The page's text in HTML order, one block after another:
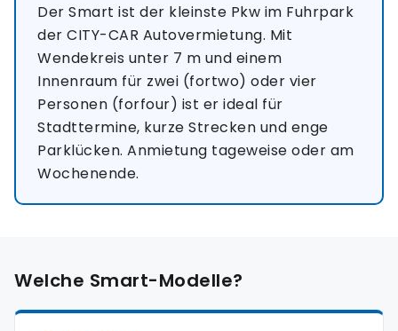
Der Smart ist der kleinste Pkw im Fuhrpark
der CITY-CAR Autovermietung. Mit
Wendekreis unter 7 m und einem
Innenraum für zwei (fortwo) oder vier
Personen (forfour) ist er ideal für
Stadttermine, kurze Strecken und enge
Parklücken. Anmietung tageweise oder am
Wochenende.
Welche Smart-Modelle?